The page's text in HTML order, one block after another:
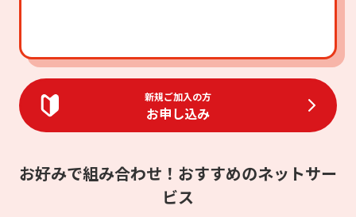
新規ご加入の方
お申し込み
お好みで組み合わせ！おすすめのネットサー
ビス